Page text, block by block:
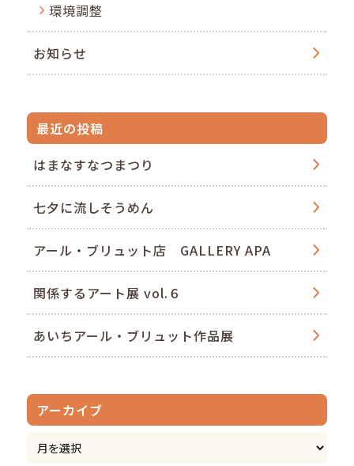
環境調整
お知らせ
最近の投稿
はまなすなつまつり
七夕に流しそうめん
アール・ブリュット店 GALLERY APA
関係するアート展 vol.６
あいちアール・ブリュット作品展
アーカイブ